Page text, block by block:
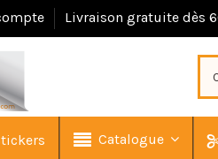
Livraison gratuite dès
Catalogue